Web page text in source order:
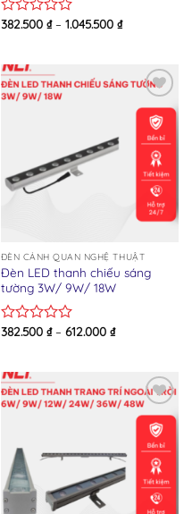
Rated
of
5
382.500 ₫– 1.045.500 ₫
Add to wishlist
ĐÈN CẢNH QUAN NGHỆ THUẬT
Đèn LED thanh chiếu sáng
tường 3W/ 9W/ 18W
Rated
of
5
382.500 ₫– 612.000 ₫
Add to wishlist